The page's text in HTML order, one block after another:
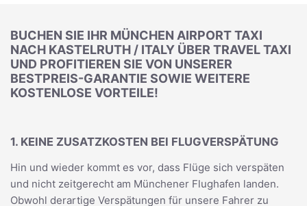
BUCHEN SIE IHR MÜNCHEN AIRPORT TAXI
NACH KASTELRUTH / ITALY ÜBER TRAVEL TAXI
UND PROFITIEREN SIE VON UNSERER
BESTPREIS-GARANTIE SOWIE WEITERE
KOSTENLOSE VORTEILE!
1. KEINE ZUSATZKOSTEN BEI FLUGVERSPÄTUNG
Hin und wieder kommt es vor, dass Flüge sich verspäten
und nicht zeitgerecht am Münchener Flughafen landen.
Obwohl derartige Verspätungen für unsere Fahrer zu